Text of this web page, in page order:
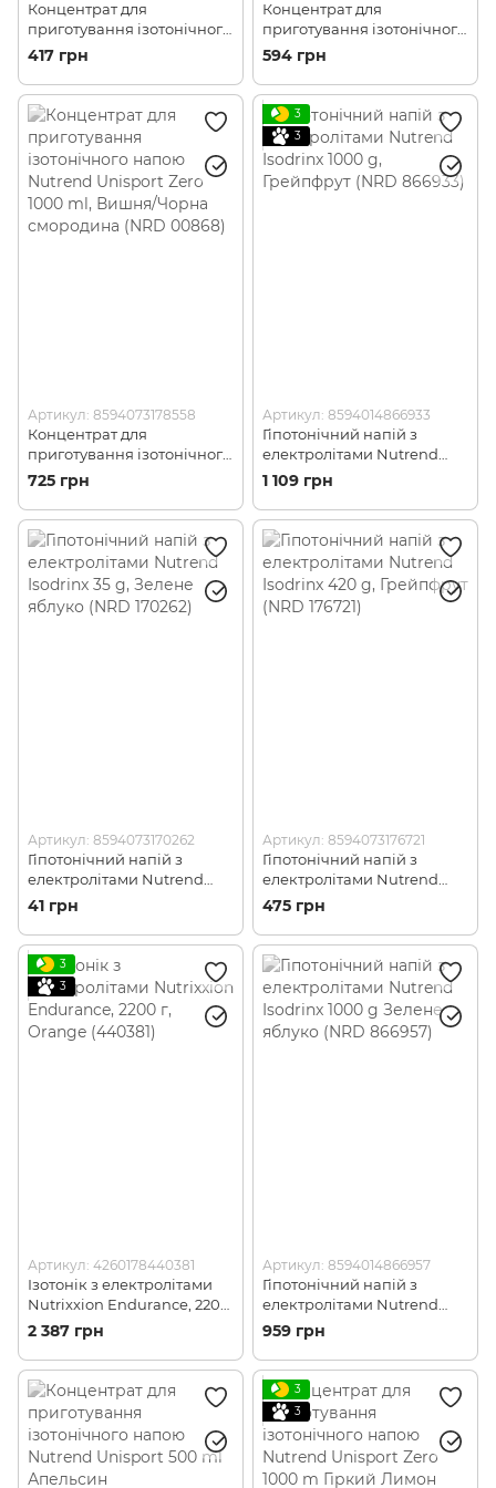
Концентрат для
приготування ізотонічного
напою Nutrend Unisport
500 ml, Мультіфрукт (NRD
00796)
417 грн
Концентрат для
приготування ізотонічного
напою Nutrend Unisport
500 ml, Рожевий
Грейпфрут (NRD 00797)
594 грн
Артикул: 8594073178558
Концентрат для
приготування ізотонічного
напою Nutrend Unisport
Zero 1000 ml, Вишня/
Чорна смородина (NRD
00868)
725 грн
3
3
Артикул: 8594014866933
Гіпотонічний напій з
електролітами Nutrend
Isodrinx 1000 g, Грейпфрут
(NRD 866933)
1 109 грн
Артикул: 8594073170262
Гіпотонічний напій з
електролітами Nutrend
Isodrinx 35 g, Зелене
яблуко (NRD 170262)
41 грн
Артикул: 8594073176721
Гіпотонічний напій з
електролітами Nutrend
Isodrinx 420 g, Грейпфрут
(NRD 176721)
475 грн
3
3
Артикул: 4260178440381
Ізотонік з електролітами
Nutrixxion Endurance, 2200
г, Orange (440381)
2 387 грн
Артикул: 8594014866957
Гіпотонічний напій з
електролітами Nutrend
Isodrinx 1000 g Зелене
яблуко (NRD 866957)
959 грн
3
3